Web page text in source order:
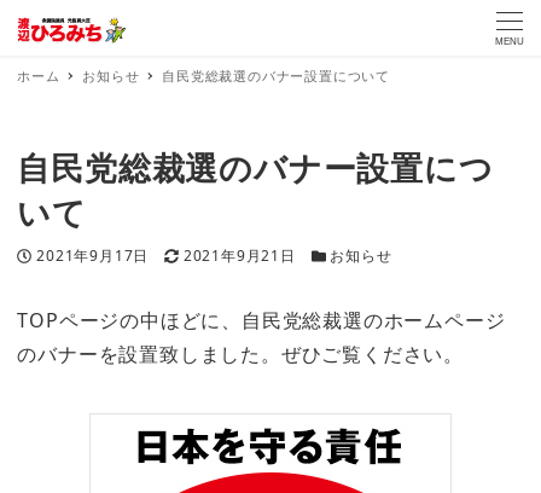
MENU
ホーム お知らせ 自民党総裁選のバナー設置について
自民党総裁選のバナー設置につ
いて
投稿日
2021年9月17日 更新日
2021年9月21日 カテゴリー
お知らせ
TOPページの中ほどに、自民党総裁選のホームページ
のバナーを設置致しました。ぜひご覧ください。